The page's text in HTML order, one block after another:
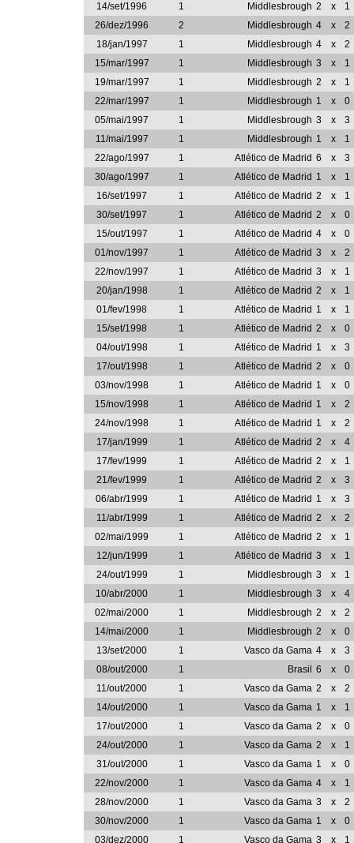
14/set/1996
1 Middlesbrough 2 x
1
26/dez/1996
2 Middlesbrough 4 x
2
18/jan/1997
1 Middlesbrough 4 x
2
15/mar/1997
1 Middlesbrough 3 x
1
19/mar/1997
1 Middlesbrough 2 x
1
22/mar/1997
1 Middlesbrough 1 x
0
05/mai/1997
1 Middlesbrough 3 x
3
11/mai/1997
1 Middlesbrough 1 x
1
22/ago/1997
1 Atlético de Madrid 6 x
3
30/ago/1997
1 Atlético de Madrid 1 x
1
16/set/1997
1 Atlético de Madrid 2 x
1
30/set/1997
1 Atlético de Madrid 2 x
0
15/out/1997
1 Atlético de Madrid 4 x
0
01/nov/1997
1 Atlético de Madrid 3 x
2
22/nov/1997
1 Atlético de Madrid 3 x
1
20/jan/1998
1 Atlético de Madrid 2 x
1
01/fev/1998
1 Atlético de Madrid 1 x
1
15/set/1998
1 Atlético de Madrid 2 x
0
04/out/1998
1 Atlético de Madrid 1 x
3
17/out/1998
1 Atlético de Madrid 2 x
0
03/nov/1998
1 Atlético de Madrid 1 x
0
15/nov/1998
1 Atlético de Madrid 1 x
2
24/nov/1998
1 Atlético de Madrid 1 x
2
17/jan/1999
1 Atlético de Madrid 2 x
4
17/fev/1999
1 Atlético de Madrid 2 x
1
21/fev/1999
1 Atlético de Madrid 2 x
3
06/abr/1999
1 Atlético de Madrid 1 x
3
11/abr/1999
1 Atlético de Madrid 2 x
2
02/mai/1999
1 Atlético de Madrid 2 x
1
12/jun/1999
1 Atlético de Madrid 3 x
1
24/out/1999
1 Middlesbrough 3 x
1
10/abr/2000
1 Middlesbrough 3 x
4
02/mai/2000
1 Middlesbrough 2 x
2
14/mai/2000
1 Middlesbrough 2 x
0
13/set/2000
1 Vasco da Gama 4 x
3
08/out/2000
1 Brasil 6 x
0
11/out/2000
1 Vasco da Gama 2 x
2
14/out/2000
1 Vasco da Gama 1 x
1
17/out/2000
1 Vasco da Gama 2 x
0
24/out/2000
1 Vasco da Gama 2 x
1
31/out/2000
1 Vasco da Gama 1 x
0
22/nov/2000
1 Vasco da Gama 4 x
1
28/nov/2000
1 Vasco da Gama 3 x
2
30/nov/2000
1 Vasco da Gama 1 x
0
03/dez/2000
1 Vasco da Gama 3 x 1